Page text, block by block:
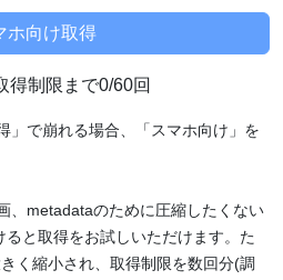
得制限まで0/60回
」で崩れる場合、「スマホ向け」を
、metadataのために圧縮したくない
と取得をお試しいただけます。た
く縮小され、取得制限を数回分(調